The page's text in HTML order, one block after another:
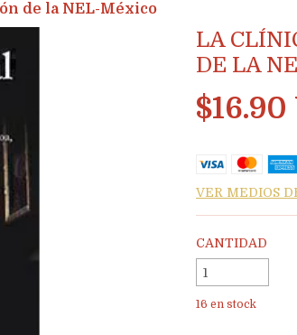
de la NEL-México
LA
DE LA
$16.90
VER MEDIOS
CANTIDAD
16 en stock